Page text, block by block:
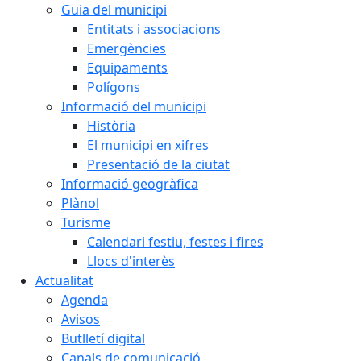
Guia del municipi
Entitats i associacions
Emergències
Equipaments
Polígons
Informació del municipi
Història
El municipi en xifres
Presentació de la ciutat
Informació geogràfica
Plànol
Turisme
Calendari festiu, festes i fires
Llocs d'interès
Actualitat
Agenda
Avisos
Butlletí digital